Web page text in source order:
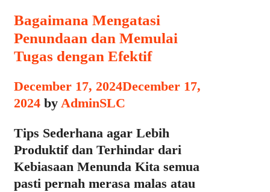
Bagaimana Mengatasi
Penundaan dan Memulai
Tugas dengan Efektif
December 17, 2024December 17,
2024 by AdminSLC
Tips Sederhana agar Lebih
Produktif dan Terhindar dari
Kebiasaan Menunda Kita semua
pasti pernah merasa malas atau